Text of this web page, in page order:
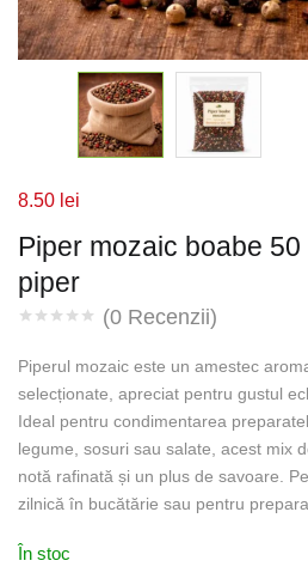
Piper mozaic boabe
piper
(0 Recenzii)
8.50 lei
Piperul mozaic este un amestec
selecționate, apreciat pentru gustul
Ideal pentru condimentarea
legume, sosuri sau salate, acest mix
notă rafinată și un plus de savoare.
zilnică în bucătărie sau pentru
În stoc